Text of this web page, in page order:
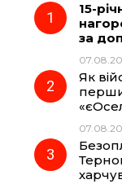
e
o
k
15-
за
Як